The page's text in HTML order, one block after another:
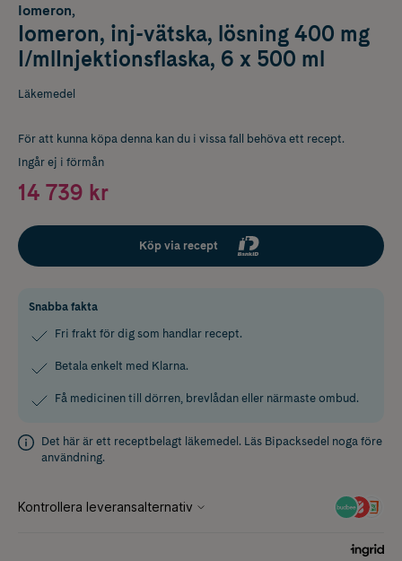
Iomeron,
Iomeron, inj-vätska, lösning 400 mg
I/mlInjektionsflaska, 6 x 500 ml
Läkemedel
För att kunna köpa denna kan du i vissa fall behöva ett recept.
Ingår ej i förmån
14 739 kr
Köp via recept
Snabba fakta
Fri frakt för dig som handlar recept.
Betala enkelt med Klarna.
Få medicinen till dörren, brevlådan eller närmaste ombud.
Det här är ett receptbelagt läkemedel. Läs Bipacksedel noga före
användning.